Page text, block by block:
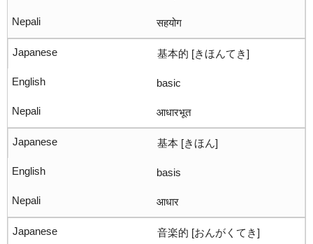
सहयोग
基本的 [きほんてき]
basic
आधारभूत
基本 [きほん]
basis
आधार
音楽的 [おんがくてき]